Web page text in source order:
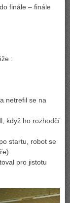
finále – finále
:
netrefil se na
když ho rozhodčí
startu, robot se
pro jistotu